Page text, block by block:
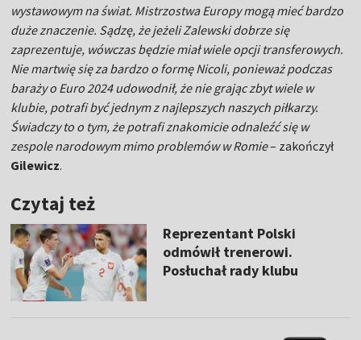
wystawowym na świat. Mistrzostwa Europy mogą mieć bardzo
duże znaczenie. Sądzę, że jeżeli Zalewski dobrze się
zaprezentuje, wówczas będzie miał wiele opcji transferowych.
Nie martwię się za bardzo o formę Nicoli, ponieważ podczas
baraży o Euro 2024 udowodnił, że nie grając zbyt wiele w
klubie, potrafi być jednym z najlepszych naszych piłkarzy.
Świadczy to o tym, że potrafi znakomicie odnaleźć się w
zespole narodowym mimo problemów w Romie– zakończył
Gilewicz.
Czytaj też
Reprezentant Polski
odmówił trenerowi.
Posłuchał rady klubu